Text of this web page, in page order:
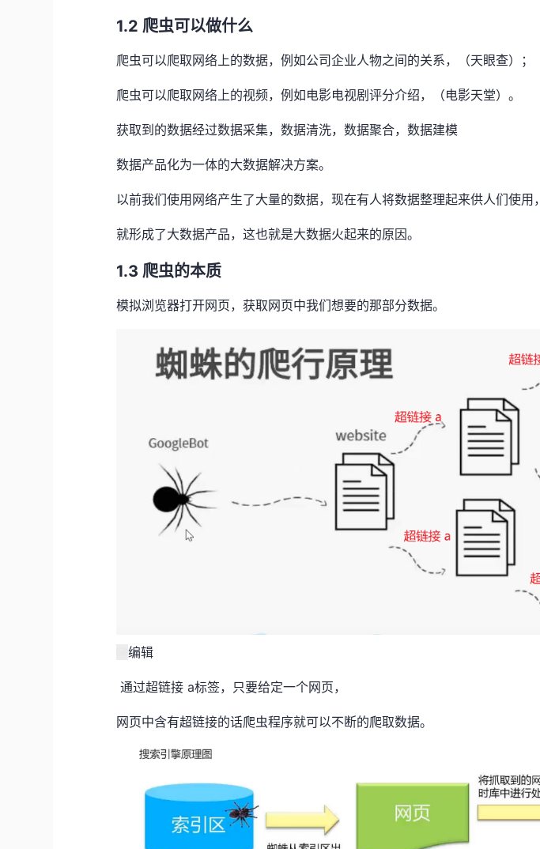
1.2 爬虫可以做什么
爬虫可以爬取网络上的数据，例如公司企业人物之间的关系，（天眼查）；
爬虫可以爬取网络上的视频，例如电影电视剧评分介绍，（电影天堂）。
获取到的数据经过数据采集，数据清洗，数据聚合，数据建模
数据产品化为一体的大数据解决方案。
以前我们使用网络产生了大量的数据，现在有人将数据整理起来供人们使用，
就形成了大数据产品，这也就是大数据火起来的原因。
1.3 爬虫的本质
模拟浏览器打开网页，获取网页中我们想要的那部分数据。
编辑
通过超链接 a标签，只要给定一个网页，
网页中含有超链接的话爬虫程序就可以不断的爬取数据。